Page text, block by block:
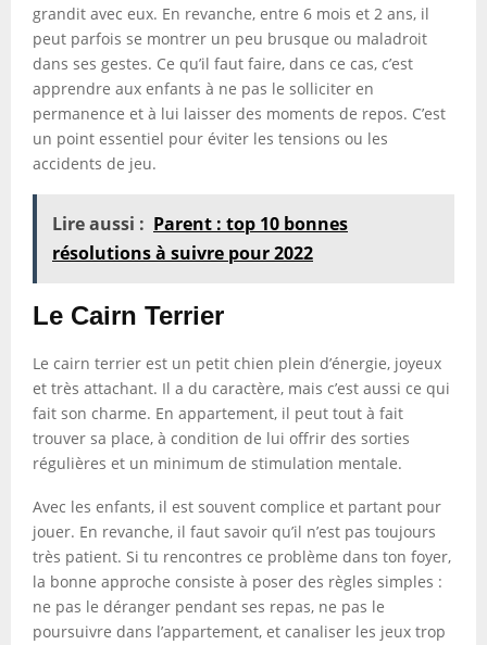
grandit avec eux. En revanche, entre 6 mois et 2 ans, il
peut parfois se montrer un peu brusque ou maladroit
dans ses gestes. Ce qu’il faut faire, dans ce cas, c’est
apprendre aux enfants à ne pas le solliciter en
permanence et à lui laisser des moments de repos. C’est
un point essentiel pour éviter les tensions ou les
accidents de jeu.
Lire aussi : Parent : top 10 bonnes
résolutions à suivre pour 2022
Le Cairn Terrier
Le cairn terrier est un petit chien plein d’énergie, joyeux
et très attachant. Il a du caractère, mais c’est aussi ce qui
fait son charme. En appartement, il peut tout à fait
trouver sa place, à condition de lui offrir des sorties
régulières et un minimum de stimulation mentale.
Avec les enfants, il est souvent complice et partant pour
jouer. En revanche, il faut savoir qu’il n’est pas toujours
très patient. Si tu rencontres ce problème dans ton foyer,
la bonne approche consiste à poser des règles simples :
ne pas le déranger pendant ses repas, ne pas le
poursuivre dans l’appartement, et canaliser les jeux trop